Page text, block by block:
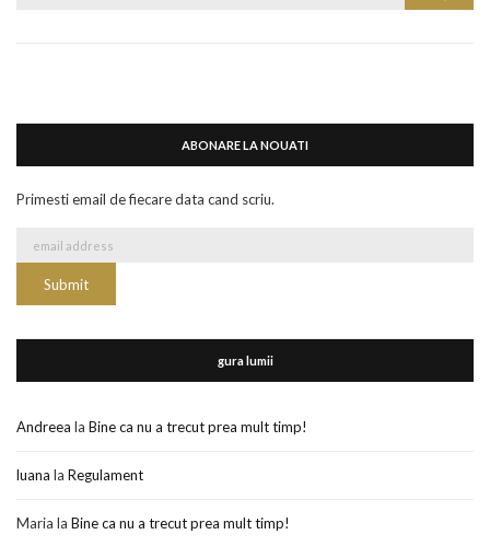
ABONARE LA NOUATI
Primesti email de fiecare data cand scriu.
gura lumii
Andreea la Bine ca nu a trecut prea mult timp!
luana la Regulament
Maria la Bine ca nu a trecut prea mult timp!